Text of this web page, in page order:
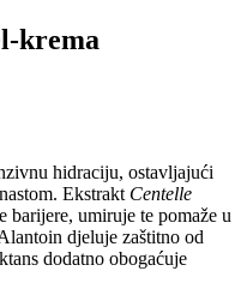
krema
hidraciju, ostavljajući
Ekstrakt Centelle
barijere, umiruje te pomaže u
djeluje zaštitno od
dodatno obogaćuje